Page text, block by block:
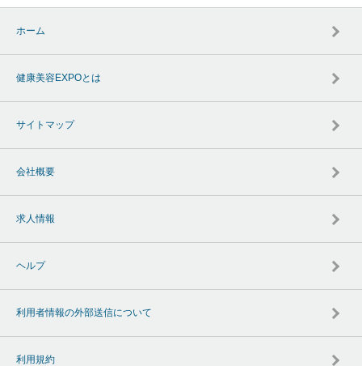
ホーム
健康美容EXPOとは
サイトマップ
会社概要
求人情報
ヘルプ
利用者情報の外部送信について
利用規約